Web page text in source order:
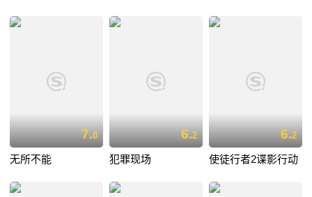
7.0
无所不能
6.2
犯罪现场
6.2
使徒行者2谍影行动